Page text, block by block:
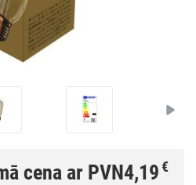
cena ar PVN4,19€